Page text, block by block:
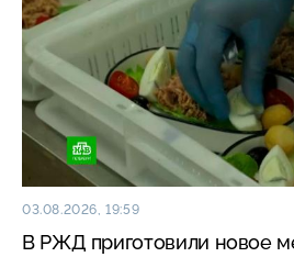
03.08.2026, 19:59
В РЖД приготовили новое